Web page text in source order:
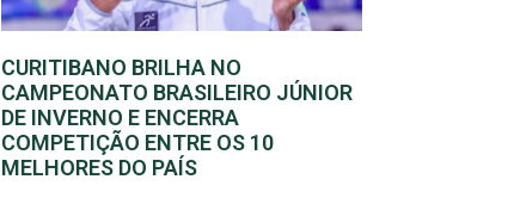
CURITIBANO BRILHA NO
CAMPEONATO BRASILEIRO JÚNIOR
DE INVERNO E ENCERRA
COMPETIÇÃO ENTRE OS 10
MELHORES DO PAÍS